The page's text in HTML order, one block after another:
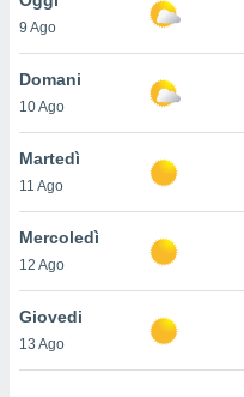
è
al sito
di
ci
di
il
un
la
9 Ago
Domani
10 Ago
Martedì
11 Ago
Mercoledì
12 Ago
Giovedi
13 Ago